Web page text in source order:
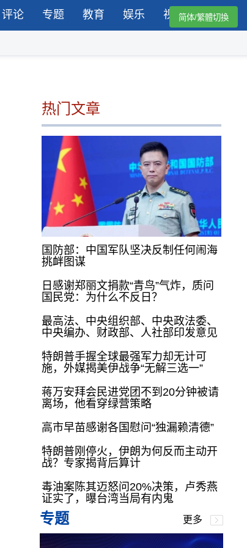
评论 专题 教育 娱乐 视频简体/繁體切換
热门文章
国防部：中国军队坚决反制任何闹海
挑衅图谋
日感谢郑丽文捐款“青鸟”气炸，质问
国民党：为什么不反日？
最高法、中央组织部、中央政法委、
中央编办、财政部、人社部印发意见
特朗普手握全球最强军力却无计可
施，外媒揭美伊战争“无解三选一”
蒋万安拜会民进党团不到20分钟被请
离场，他看穿绿营策略
高市早苗感谢各国慰问“独漏赖清德”
特朗普刚停火，伊朗为何反而主动开
战？专家揭背后算计
毒油案陈其迈怒问20%决策，卢秀燕
证实了，曝台湾当局有内鬼
专题 更多